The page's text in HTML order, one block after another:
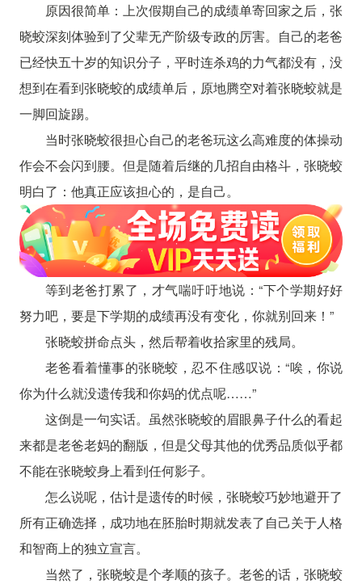
原因很简单：上次假期自己的成绩单寄回家之后，张
晓蛟深刻体验到了父辈无产阶级专政的厉害。自己的老爸
已经快五十岁的知识分子，平时连杀鸡的力气都没有，没
想到在看到张晓蛟的成绩单后，原地腾空对着张晓蛟就是
一脚回旋踢。
当时张晓蛟很担心自己的老爸玩这么高难度的体操动
作会不会闪到腰。但是随着后继的几招自由格斗，张晓蛟
明白了：他真正应该担心的，是自己。
等到老爸打累了，才气喘吁吁地说：“下个学期好好
努力吧，要是下学期的成绩再没有变化，你就别回来！”
张晓蛟拼命点头，然后帮着收拾家里的残局。
老爸看着懂事的张晓蛟，忍不住感叹说：“唉，你说
你为什么就没遗传我和你妈的优点呢……”
这倒是一句实话。虽然张晓蛟的眉眼鼻子什么的看起
来都是老爸老妈的翻版，但是父母其他的优秀品质似乎都
不能在张晓蛟身上看到任何影子。
怎么说呢，估计是遗传的时候，张晓蛟巧妙地避开了
所有正确选择，成功地在胚胎时期就发表了自己关于人格
和智商上的独立宣言。
当然了，张晓蛟是个孝顺的孩子。老爸的话，张晓蛟